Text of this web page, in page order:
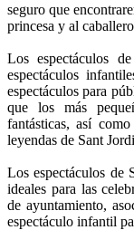
seguro que
princesa y al
Los espectáculos
espectáculos
espectáculos para
que los más
fantásticas, así
leyendas de Sant
Los espectáculos de
ideales para las
de ayuntamiento,
espectáculo infantil